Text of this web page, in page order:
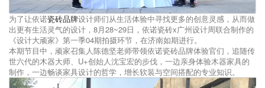
为了让依诺瓷砖品牌设计师们从生活体验中寻找更多的创意灵感，从而做
出更有生活灵气的设计，8月28~29日，依诺瓷砖x广州设计周联合制作的
《设计大顽家》第一季04期拍摄环节，在济南如期进行。
本期节目中，顽家召集人陈德坚老师带领依诺瓷砖品牌体验官们，追随传
世六代的木器大师、U+创始人沈宝宏的步伐，一边亲身体验木器家具的
制作，一边畅谈家具设计的哲学，增长软装与空间搭配的专业知识。